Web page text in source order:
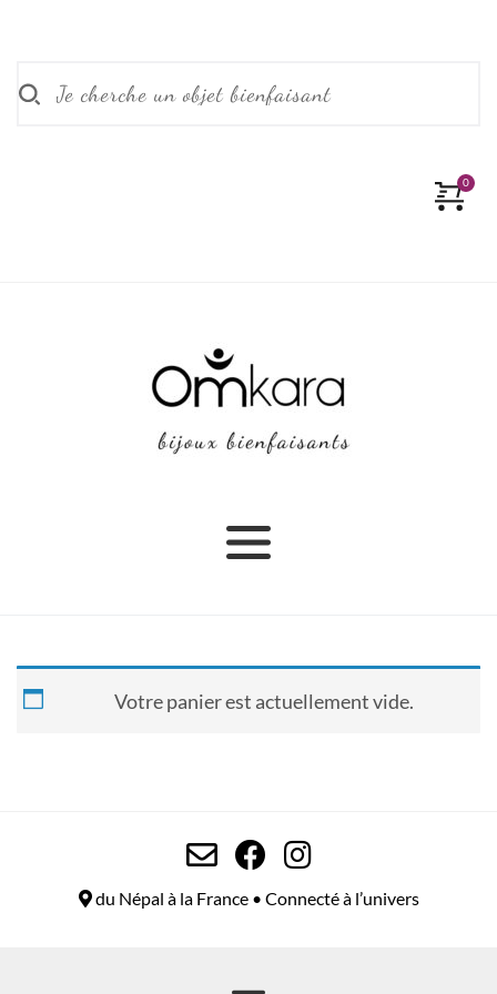
Votre panier est actuellement vide.
du Népal à la France • Connecté à l’univers